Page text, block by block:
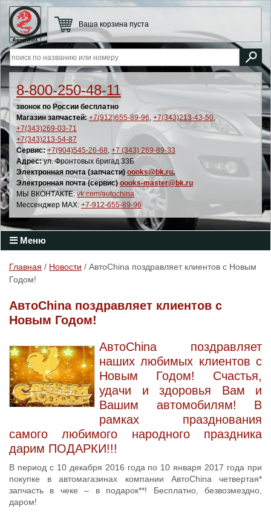
8-800-250-48-11
звонок по России бесплатно
Магазин запчастей: +7(912)655-89-96, +7(343)213-43-50,
+7(343)269-03-71
+7(343)213-54-87
Сервис: +7(904)545-26-68, +7 (343) 269-89-33
Адрес:ул. Фронтовых бригад 33Б
Электронная почта (запчасти) oooks@bk.ru,
Электронная почта (сервис) oooks-master@bk.ru
МЫ ВКОНТАКТЕ: vk.com/autochina
Мессенджер MAX: +7-912-655-89-96
Ваша корзина пуста
Меню
Главная / Новости / АвтоChina поздравляет клиентов с Новым
Годом!
АвтоChina поздравляет клиентов с
Новым Годом!
АвтоChina поздравляет
наших любимых клиентов с
Новым Годом! Счастья,
удачи и здоровья Вам и
Вашим автомобилям! В
рамках празднования
самого любимого народного праздника
дарим ПОДАРКИ!!!
В период с 10 декабря 2016 года по 10 января 2017 года при
покупке в автомагазинах компании АвтоChina четвертая*
запчасть в чеке – в подарок**! Бесплатно, безвозмездно,
даром!